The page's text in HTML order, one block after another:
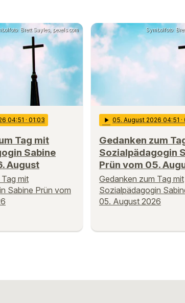
Brett Sayles, pexels.com
04:51 · 01:03
Tag mit
Sabine
August
mit
Sabine Prün vom
Symbolfoto:
play_arrow 05. August 2026 04:51
Gedanken zum
Sozialpädagogin
Prün vom 05.
Gedanken zum Tag mit
Sozialpädagogin
05. August 2026